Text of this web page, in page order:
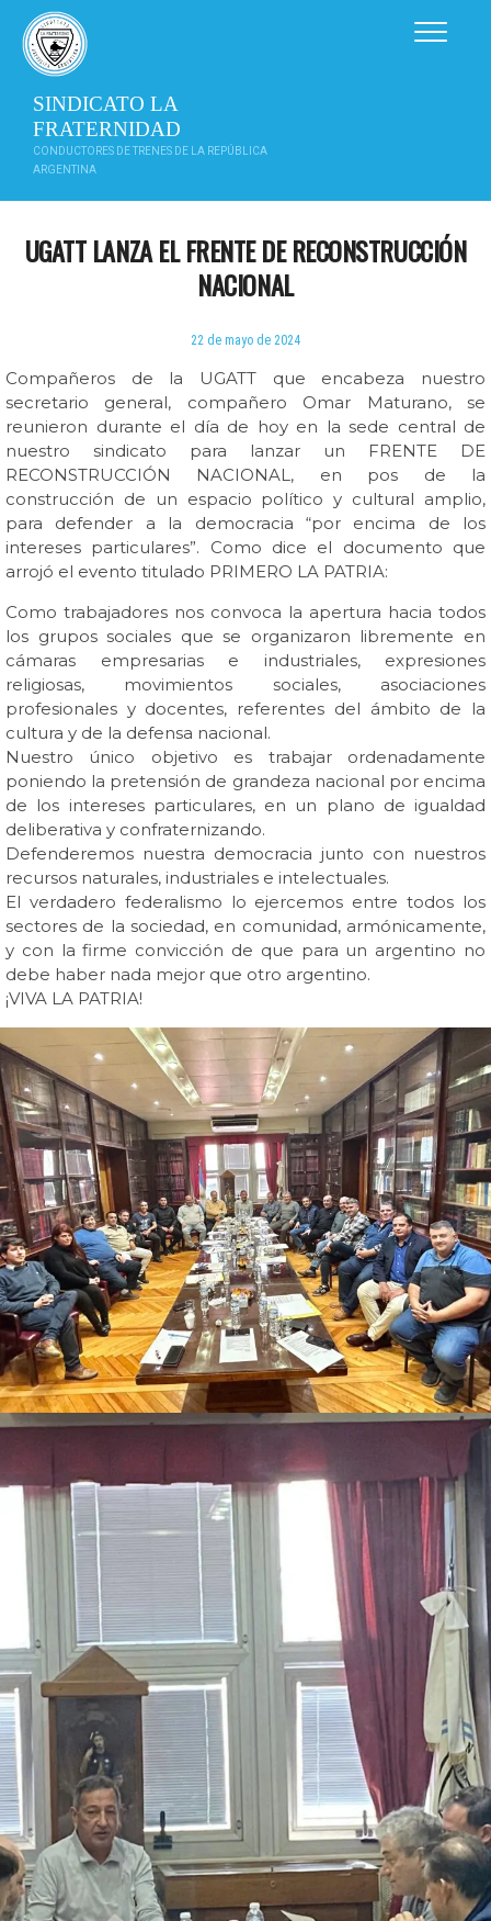
contenido
SINDICATO LA
FRATERNIDAD
CONDUCTORES DE TRENES DE LA REPÚBLICA
ARGENTINA
UGATT LANZA EL FRENTE DE RECONSTRUCCIÓN
NACIONAL
22 de mayo de 2024
Compañeros de la UGATT que encabeza nuestro
secretario general, compañero Omar Maturano, se
reunieron durante el día de hoy en la sede central de
nuestro sindicato para lanzar un FRENTE DE
RECONSTRUCCIÓN NACIONAL, en pos de la
construcción de un espacio político y cultural amplio,
para defender a la democracia “por encima de los
intereses particulares”. Como dice el documento que
arrojó el evento titulado PRIMERO LA PATRIA:
Como trabajadores nos convoca la apertura hacia todos
los grupos sociales que se organizaron libremente en
cámaras empresarias e industriales, expresiones
religiosas, movimientos sociales, asociaciones
profesionales y docentes, referentes del ámbito de la
cultura y de la defensa nacional.
Nuestro único objetivo es trabajar ordenadamente
poniendo la pretensión de grandeza nacional por encima
de los intereses particulares, en un plano de igualdad
deliberativa y confraternizando.
Defenderemos nuestra democracia junto con nuestros
recursos naturales, industriales e intelectuales.
El verdadero federalismo lo ejercemos entre todos los
sectores de la sociedad, en comunidad, armónicamente,
y con la firme convicción de que para un argentino no
debe haber nada mejor que otro argentino.
¡VIVA LA PATRIA!